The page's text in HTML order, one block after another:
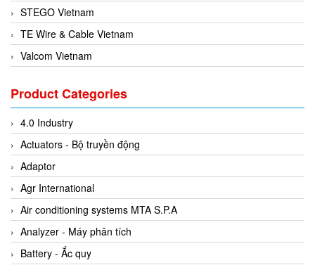
STEGO Vietnam
TE Wire & Cable Vietnam
Valcom Vietnam
3CTEST Vietnam
4B VietNam Vietnam
ABB Vietnam
AC Infinity Vietnam
AC&E Telecommunications
AC&T Vietnam
Accepta Vietnam
ACCUMAC Vietnam
Product Categories
4.0 Industry
Actuators - Bộ truyền động
Adaptor
Agr International
Air conditioning systems MTA S.P.A
Analyzer - Máy phân tích
Battery - Ắc quy